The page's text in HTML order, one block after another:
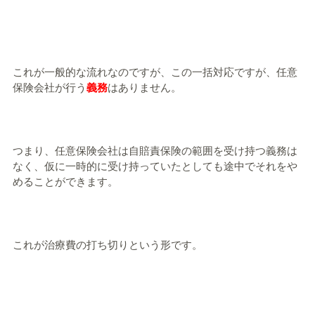
これが一般的な流れなのですが、この一括対応ですが、任意
保険会社が行う義務はありません。
つまり、任意保険会社は自賠責保険の範囲を受け持つ義務は
なく、仮に一時的に受け持っていたとしても途中でそれをや
めることができます。
これが治療費の打ち切りという形です。